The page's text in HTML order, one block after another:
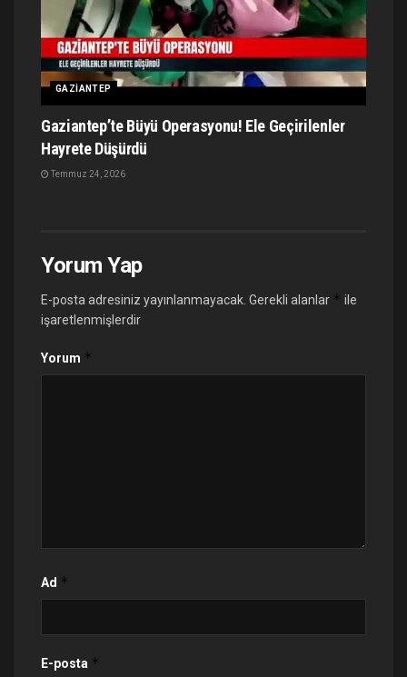
GAZIANTEP
Gaziantep’te Büyü Operasyonu! Ele Geçirilenler
Hayrete Düşürdü
Temmuz 24, 2026
Yorum Yap
E-posta adresiniz yayınlanmayacak. Gerekli alanlar * ile
işaretlenmişlerdir
Yorum *
Ad *
E-posta *